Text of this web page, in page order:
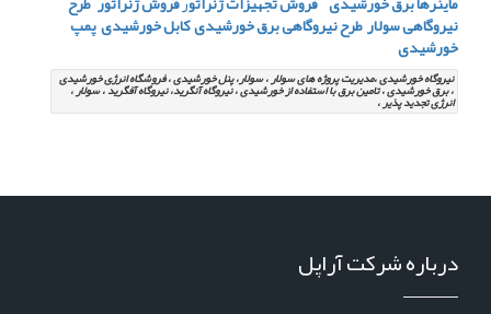
نیروگاهی سولارطرح نیروگاهی برق خورشیدیکابل خورشیدیپمپ
خورشیدی
نیروگاه خورشیدی ،مدیریت پروژه های سولار ، سولار، پنل خورشیدی ، فروشگاه انرژِی خورشیدی
، برق خورشیدی ، تامین برق با استفاده از خورشیدی ، نیروگاه آنگرید، نیروگاه آفگرید ، سولار ،
انرژی تجدید پذیر ،
درباره شرکت آراپل